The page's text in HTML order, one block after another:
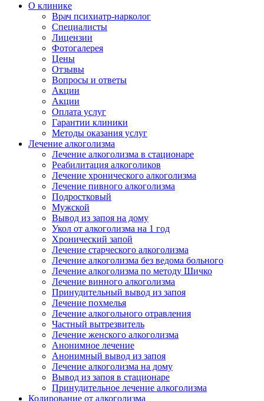
О клинике
Врач психиатр-нарколог
Специалисты
Лицензии
Фотогалерея
Цены
Отзывы
Вопросы и ответы
Акции
Акции
Оплата услуг
Гарантии клиники
Методы оказания услуг
Лечение алкоголизма
Лечение алкоголизма в стационаре
Реабилитация алкоголиков
Лечение хронического алкоголизма
Лечение пивного алкоголизма
Подростковый
Мужской
Вывод из запоя на дому
Укол от алкоголизма на 1 год
Хронический запой
Лечение старческого алкоголизма
Лечение алкоголизма без ведома больного
Лечение алкоголизма по методу Шичко
Лечение винного алкоголизма
Принудительный вывод из запоя
Лечение похмелья
Лечение алкогольного отравления
Частный вытрезвитель
Лечение женского алкоголизма
Анонимное лечение
Анонимный вывод из запоя
Лечение алкоголизма на дому
Вывод из запоя в стационаре
Принудительное лечение алкоголизма
Кодирование от алкоголизма